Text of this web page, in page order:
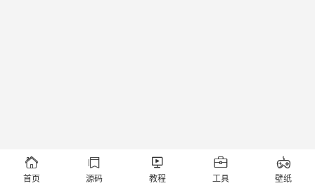

首页

源码

教程

工具

壁纸